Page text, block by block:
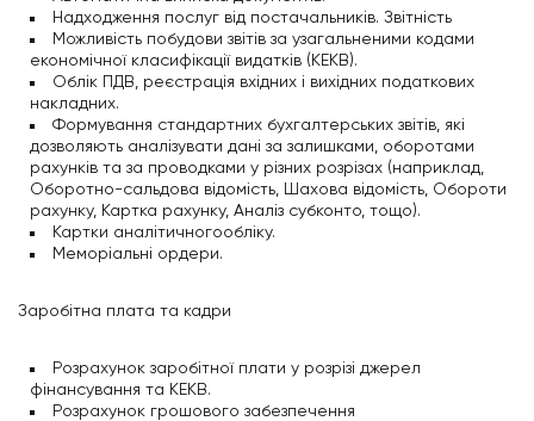
Надходження послуг від постачальників. Звітність
Можливість побудови звітів за узагальненими кодами
економічної класифікації видатків (КЕКВ).
Облік ПДВ, реєстрація вхідних і вихідних податкових
накладних.
Формування стандартних бухгалтерських звітів, які
дозволяють аналізувати дані за залишками, оборотами
рахунків та за проводками у різних розрізах (наприклад,
Оборотно-сальдова відомість, Шахова відомість, Обороти
рахунку, Картка рахунку, Аналіз субконто, тощо).
Картки аналітичногообліку.
Меморіальні ордери.
Заробітна плата та кадри
Розрахунок заробітної плати у розрізі джерел
фінансування та КЕКВ.
Розрахунок грошового забезпечення